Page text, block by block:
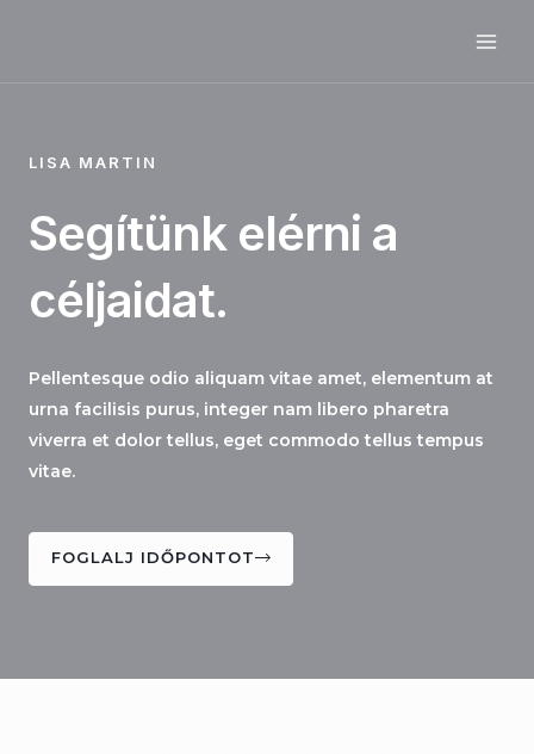
LISA MARTIN
Segítünk elérni a
céljaidat.
Pellentesque odio aliquam vitae amet, elementum at
urna facilisis purus, integer nam libero pharetra
viverra et dolor tellus, eget commodo tellus tempus
vitae.
FOGLALJ IDŐPONTOT